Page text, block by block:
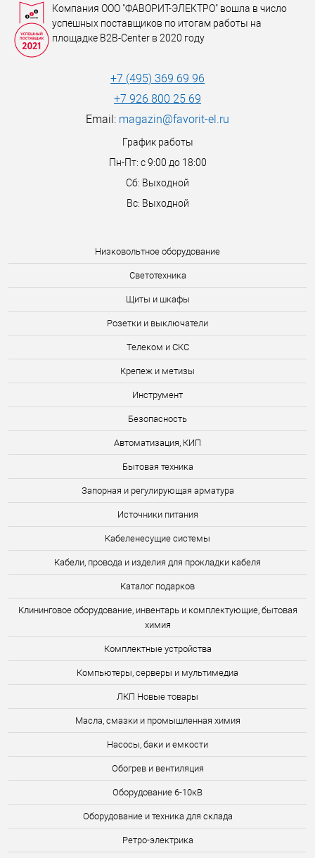
Низковольтное оборудование
Светотехника
Щиты и шкафы
Розетки и выключатели
Телеком и СКС
Крепеж и метизы
Инструмент
Безопасность
Автоматизация, КИП
Бытовая техника
Запорная и регулирующая арматура
Источники питания
Кабеленесущие системы
Кабели, провода и изделия для прокладки кабеля
Каталог подарков
Клининговое оборудование, инвентарь и комплектующие, бытовая
химия
Комплектные устройства
Компьютеры, серверы и мультимедиа
ЛКП Новые товары
Масла, смазки и промышленная химия
Насосы, баки и емкости
Обогрев и вентиляция
Оборудование 6-10кВ
Оборудование и техника для склада
Ретро-электрика
Компания ООО "ФАВОРИТ-ЭЛЕКТРО" вошла в число
успешных поставщиков по итогам работы на
площадке B2B-Center в 2020 году
+7 (495) 369 69 96
+7 926 800 25 69
Email: magazin@favorit-el.ru
График работы
Пн-Пт: с 9:00 до 18:00
Сб: Выходной
Вс: Выходной